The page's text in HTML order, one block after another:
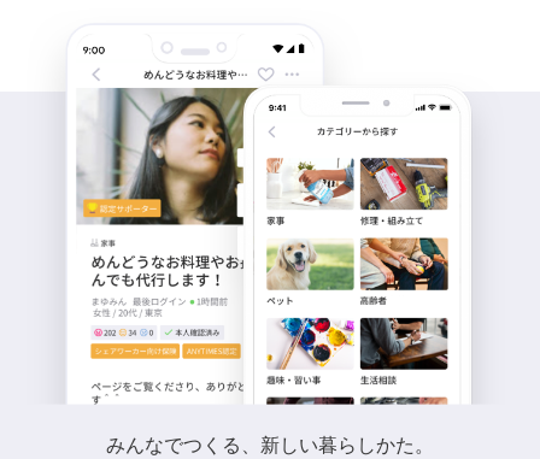
みんなでつくる、新しい暮らしかた。